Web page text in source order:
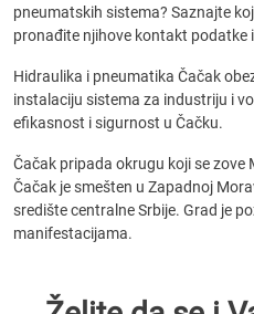
pneumatskih sistema? Saznajte
pronađite njihove kontakt podatke
Hidraulika i pneumatika Čačak
instalaciju sistema za industriju i
efikasnost i sigurnost u Čačku.
Čačak pripada okrugu koji se zove
Čačak je smešten u Zapadnoj
središte centralne Srbije. Grad je
manifestacijama.